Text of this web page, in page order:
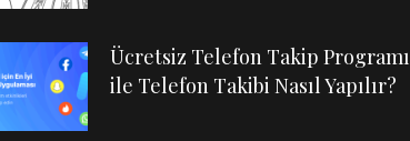
Ücretsiz Telefon Takip Programı
ile Telefon Takibi Nasıl Yapılır?